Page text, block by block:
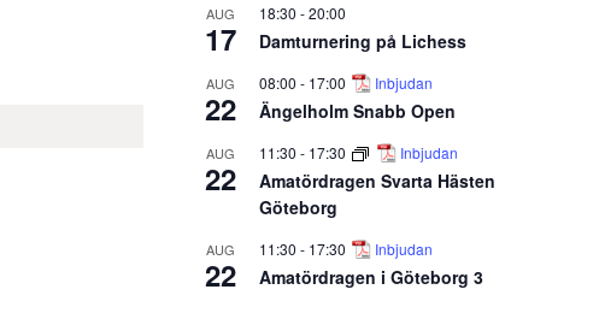
AUG
17
18:30 -20:00
Damturnering på Lichess
AUG
22
08:00 - 17:00 Inbjudan
Ängelholm Snabb Open
AUG
22
11:30 - 17:30 Inbjudan
Amatördragen Svarta Hästen
Göteborg
AUG
22
11:30 - 17:30 Inbjudan
Amatördragen i Göteborg 3